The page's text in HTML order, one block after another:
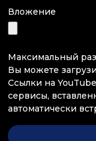
Вложение
Максимальный
Вы можете
Ссылки на
сервисы,
автоматически